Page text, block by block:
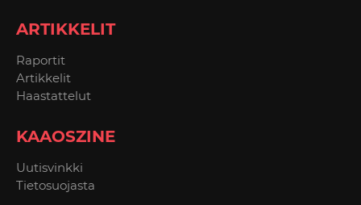
ARTIKKELIT
Raportit
Artikkelit
Haastattelut
KAAOSZINE
Uutisvinkki
Tietosuojasta